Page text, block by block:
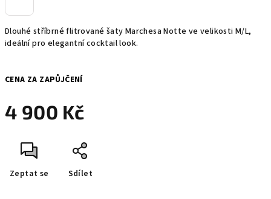
Dlouhé stříbrné flitrované šaty Marchesa Notte ve velikosti M/L,
ideální pro elegantní cocktail look.
4 900 Kč
cena:
CENA ZA ZAPŮJČENÍ
Zeptat se Sdílet